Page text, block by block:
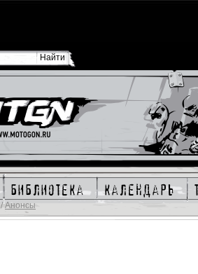
библиотека календарь
/Анонсы